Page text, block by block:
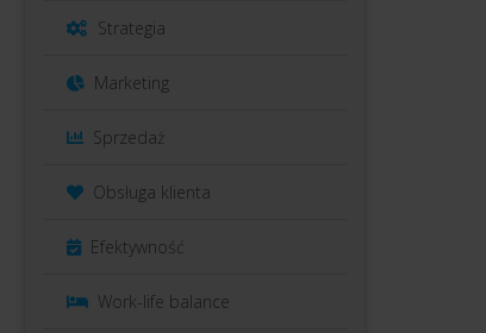
Strategia
Marketing
Sprzedaż
Obsługa klienta
Efektywność
Work-life balance